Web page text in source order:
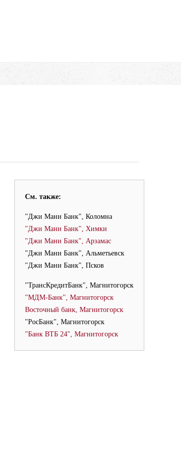
См. также:
"Джи Мани Банк", Коломна
"Джи Мани Банк", Химки
"Джи Мани Банк", Арзамас
"Джи Мани Банк", Альметьевск
"Джи Мани Банк", Псков
"ТрансКредитБанк", Магнитогорск
"МДМ-Банк", Магнитогорск
Восточный банк, Магнитогорск
"РосБанк", Магнитогорск
"Банк ВТБ 24", Магнитогорск